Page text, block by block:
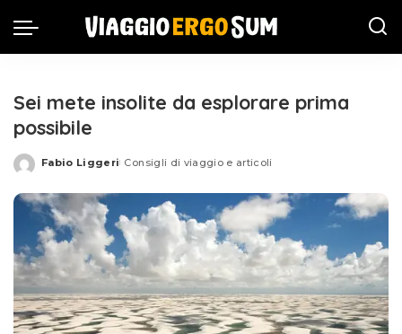
Sei mete insolite da esplorare prima
possibile
Posted
Fabio Liggeri Consigli di viaggio e articoli